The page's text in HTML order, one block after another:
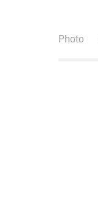
Photo